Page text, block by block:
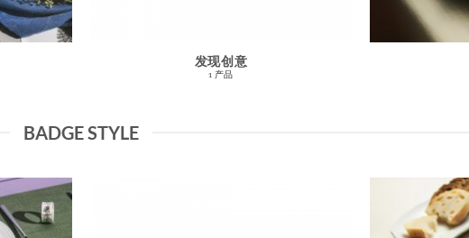
发现创意
1 产品
BADGE STYLE